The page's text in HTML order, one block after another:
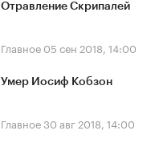
Отравление Скрипалей
Главное 05 сен 2018, 14:00
Умер Иосиф Кобзон
Главное30 авг 2018, 14:00